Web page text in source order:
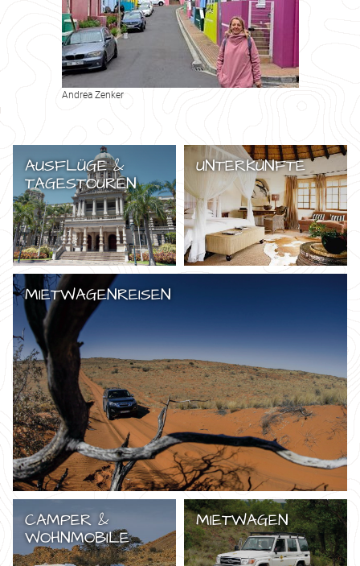
Andrea Zenker
AUSFLÜGE &
TAGESTOUREN
UNTERKÜNFTE
MIETWAGENREISEN
CAMPER &
WOHNMOBILE
MIETWAGEN